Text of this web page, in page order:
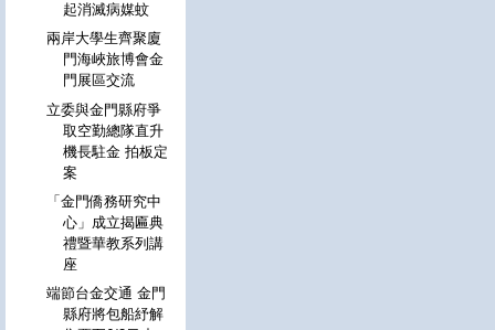
起消滅病媒蚊
兩岸大學生齊聚廈
門海峽旅博會金
門展區交流
立委與金門縣府爭
取空勤總隊直升
機長駐金 拍板定
案
「金門僑務研究中
心」成立揭匾典
禮暨華教系列講
座
端節台金交通 金門
縣府將包船紓解